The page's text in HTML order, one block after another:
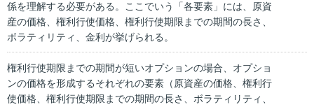
係を理解する必要がある。ここでいう「各要素」には、原資
産の価格、権利行使価格、権利行使期限までの期間の長さ、
ボラティリティ、金利が挙げられる。
権利行使期限までの期間が短いオプションの場合、オプショ
ンの価格を形成するそれぞれの要素（原資産の価格、権利行
使価格、権利行使期限までの期間の長さ、ボラティリティ、